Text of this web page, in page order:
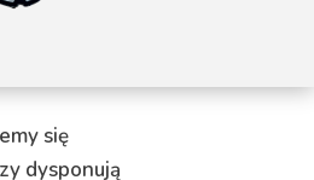
się
dysponują